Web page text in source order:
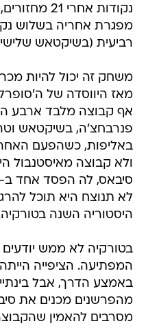
נקודות אחרי
מפגרת אחריה בשלוש
רביעית (בשיקטאש שלישית) עם 37
משחק זה יכול להיות
אף קבוצה מלבד ארבע
פנרבחצ'ה, בשיקטאש
באליפות, כשהפעם
לא תנוצח היא תוכל
היסטוריה השנה
בטורקיה לא ממש
המפתיעה. הציפייה
באמצע הדרך, אבל
מהפרשנים מכנים את
מסרבים להאמין